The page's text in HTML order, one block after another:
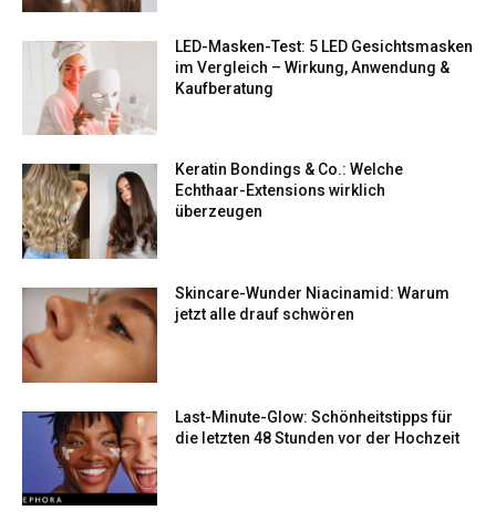
LED-Masken-Test: 5 LED Gesichtsmasken
im Vergleich – Wirkung, Anwendung &
Kaufberatung
Keratin Bondings & Co.: Welche
Echthaar-Extensions wirklich
überzeugen
Skincare-Wunder Niacinamid: Warum
jetzt alle drauf schwören
Last-Minute-Glow: Schönheitstipps für
die letzten 48 Stunden vor der Hochzeit